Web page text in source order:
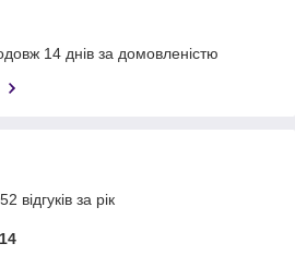
14 днів за домовленістю
відгуків за рік